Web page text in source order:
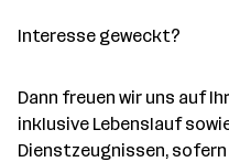
Interesse geweckt?
Dann freuen wir uns auf
inklusive Lebenslauf
Dienstzeugnissen,